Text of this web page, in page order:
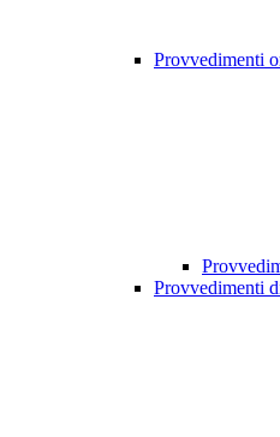
Provvedimenti
Provvedimenti